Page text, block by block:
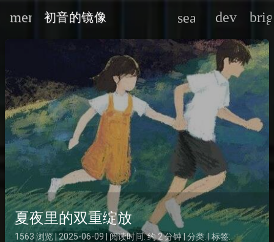
menu 初音的镜像 search devices
夏夜里的双重绽放
1563 浏览 | 2025-06-09 | 阅读时间: 约 2 分钟 | 分类: | 标签: